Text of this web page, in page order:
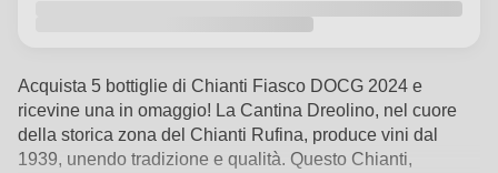
Acquista 5 bottiglie di Chianti Fiasco DOCG 2024 e
ricevine una in omaggio! La Cantina Dreolino, nel cuore
della storica zona del Chianti Rufina, produce vini dal
1939, unendo tradizione e qualità. Questo Chianti,